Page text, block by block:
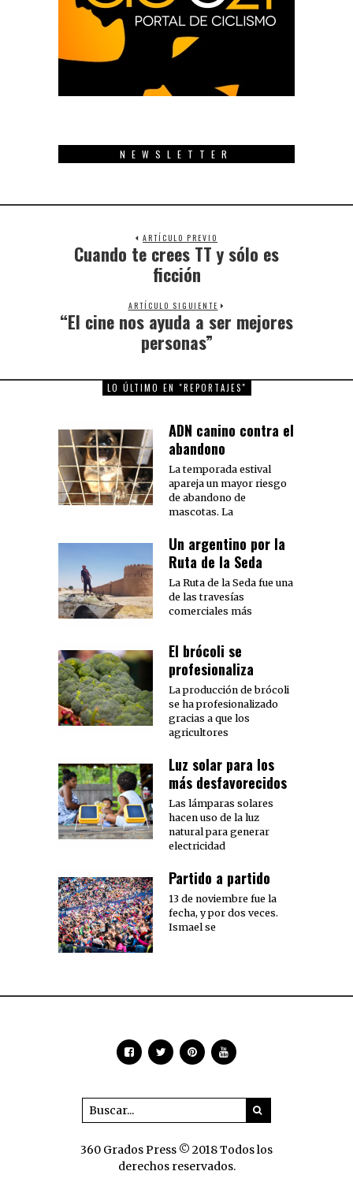
NEWSLETTER
ARTÍCULO PREVIO
Previous
post:
Cuando te crees TT y sólo es
ficción
ARTÍCULO SIGUIENTE
Next
“El cine nos ayuda a ser mejores
personas”
LO ÚLTIMO EN "REPORTAJES"
ADN canino contra el
abandono
La temporada estival
apareja un mayor riesgo
de abandono de
mascotas. La
Un argentino por la
Ruta de la Seda
La Ruta de la Seda fue una
de las travesías
comerciales más
El brócoli se
profesionaliza
La producción de brócoli
se ha profesionalizado
gracias a que los
agricultores
Luz solar para los
más desfavorecidos
Las lámparas solares
hacen uso de la luz
natural para generar
electricidad
Partido a partido
13 de noviembre fue la
fecha, y por dos veces.
Ismael se
360 Grados Press © 2018 Todos los
derechos reservados.